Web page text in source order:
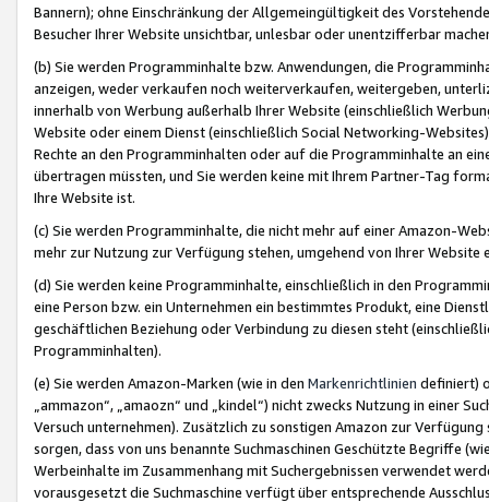
Bannern); ohne Einschränkung der Allgemeingültigkeit des
Besucher Ihrer Website unsichtbar, unlesbar oder unentzifferbar
(b) Sie werden Programminhalte bzw. Anwendungen, die
anzeigen, weder verkaufen noch weiterverkaufen, weitergeben,
innerhalb von Werbung außerhalb Ihrer Website (einschließlich
Website oder einem Dienst (einschließlich Social Networking-
Rechte an den Programminhalten oder auf die Programminhalte an
übertragen müssten, und Sie werden keine mit Ihrem Partner-Tag
Ihre Website ist.
(c) Sie werden Programminhalte, die nicht mehr auf einer Amazon-
mehr zur Nutzung zur Verfügung stehen, umgehend von Ihrer
(d) Sie werden keine Programminhalte, einschließlich in den
eine Person bzw. ein Unternehmen ein bestimmtes Produkt, eine
geschäftlichen Beziehung oder Verbindung zu diesen steht
Programminhalten).
(e) Sie werden Amazon-Marken (wie in den Markenrichtlinien definiert)
„ammazon“, „amaozn“ und „kindel“) nicht zwecks Nutzung in einer
Versuch unternehmen). Zusätzlich zu sonstigen Amazon zur
sorgen, dass von uns benannte Suchmaschinen Geschützte Begriffe
Werbeinhalte im Zusammenhang mit Suchergebnissen verwendet
vorausgesetzt die Suchmaschine verfügt über entsprechende